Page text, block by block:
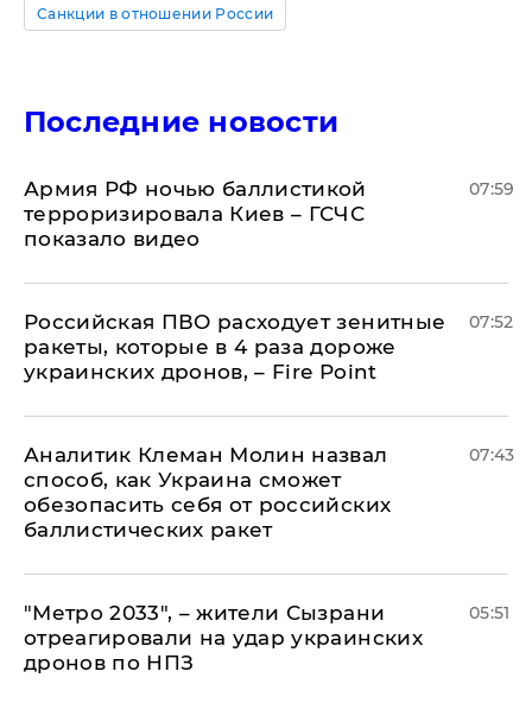
Санкции в отношении России
Последние новости
Армия РФ ночью баллистикой
терроризировала Киев – ГСЧС
показало видео
07:59
Российская ПВО расходует зенитные
ракеты, которые в 4 раза дороже
украинских дронов, – Fire Point
07:52
Аналитик Клеман Молин назвал
способ, как Украина сможет
обезопасить себя от российских
баллистических ракет
07:43
"Метро 2033", – жители Сызрани
отреагировали на удар украинских
дронов по НПЗ
05:51